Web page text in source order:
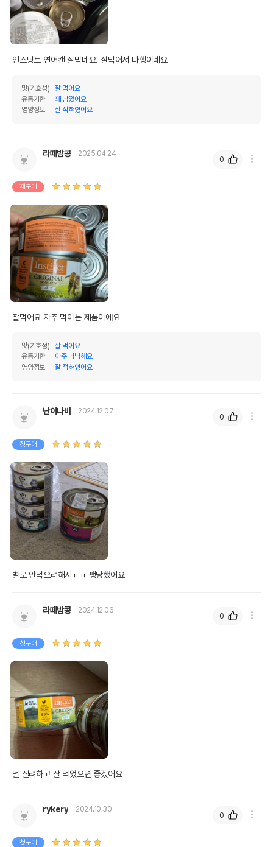
상품 필수 정보
품명 및 모델명
법에 의한 인증,허가 등을
받았음을 확인할수 있는
경우 그에 대한 사항
제조국 또는 원산지
AS책임자와 전화번호
전화번호
유통기한
인스팅트 연어캔 잘먹네요. 잘먹어서 다행이네요
맛(기호성)
잘 먹어요
유통기한
꽤 남았어요
영양정보
잘 적혀있어요
라떼밤콩 2025.04.24
재구매
잘먹어요 자주 먹이는 제품이에요
맛(기호성)
잘 먹어요
유통기한
아주 넉넉해요
영양정보
잘 적혀있어요
0
난이나비 2024.12.07
첫구매
별로 안먹으려해서ㅠㅠ 팽당했어요
0
라떼밤콩 2024.12.06
첫구매
덜 질려하고 잘 먹었으면 좋겠어요
0
rykery 2024.10.30
첫구매
0